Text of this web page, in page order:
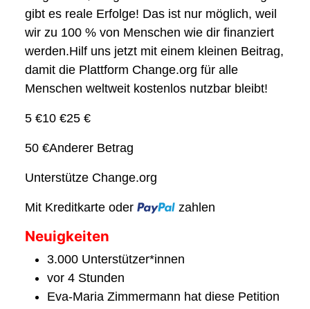
gibt es reale Erfolge! Das ist nur möglich, weil
wir zu 100 % von Menschen wie dir finanziert
werden.Hilf uns jetzt mit einem kleinen Beitrag,
damit die Plattform Change.org für alle
Menschen weltweit kostenlos nutzbar bleibt!
5 €10 €25 €
50 €Anderer Betrag
Unterstütze Change.org
Mit Kreditkarte oder zahlen
Neuigkeiten
3.000 Unterstützer*innen
vor 4 Stunden
Eva-Maria Zimmermann hat diese Petition